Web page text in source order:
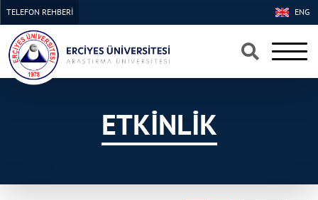
×
×
ENG
TELEFON REHBERİ
ETKİNLİK